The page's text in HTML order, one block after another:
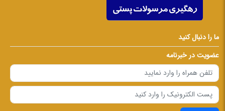
ما را دنبال کنید
عضویت در خبرنامه